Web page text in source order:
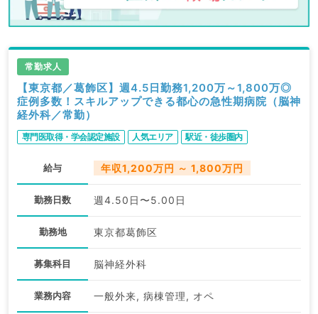
常勤求人
【東京都／葛飾区】週4.5日勤務1,200万～1,800万◎
症例多数！スキルアップできる都心の急性期病院（脳神
経外科／常勤）
専門医取得・学会認定施設 人気エリア 駅近・徒歩圏内
給与 年収1,200万円 ～ 1,800万円
勤務日数 週4.50日〜5.00日
勤務地 東京都葛飾区
募集科目 脳神経外科
業務内容 一般外来, 病棟管理, オペ